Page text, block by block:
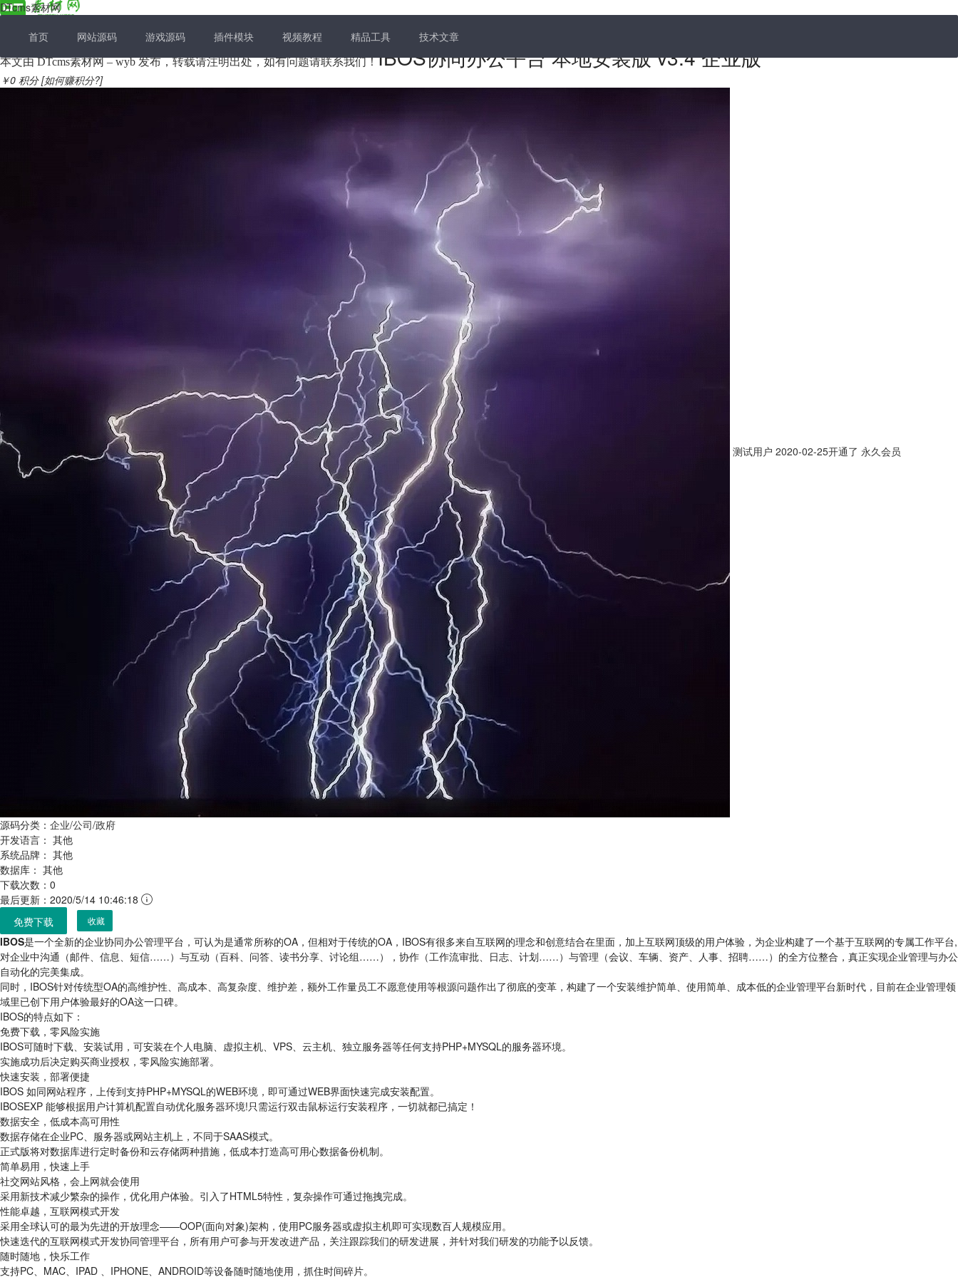
DTcms素材网
首页 网站源码 游戏源码 插件模块 视频教程 精品工具 技术文章
本文由 DTcms素材网 – wyb 发布，转载请注明出处，如有问题请联系我们！IBOS协同办公平台 本地安装版 v3.4 企业版
￥0 积分 [如何赚积分?]
测试用户 2020-02-25开通了 永久会员
源码分类： 企业/公司/政府
开发语言： 其他
系统品牌： 其他
数据库： 其他
下载次数：0
最后更新：2020/5/14 10:46:18
免费下载
收藏
IBOS是一个全新的企业协同办公管理平台，可认为是通常所称的OA，但相对于传统的OA，IBOS有很多来自互联网的理念和创意结合在里面，加上互联网顶级的用户体验，为企业构建了一个基于互联网的专属工作平台,
对企业中沟通（邮件、信息、短信……）与互动（百科、问答、读书分享、讨论组……），协作（工作流审批、日志、计划……）与管理（会议、车辆、资产、人事、招聘……）的全方位整合，真正实现企业管理与办公
自动化的完美集成。
同时，IBOS针对传统型OA的高维护性、高成本、高复杂度、维护差，额外工作量员工不愿意使用等根源问题作出了彻底的变革，构建了一个安装维护简单、使用简单、成本低的企业管理平台新时代，目前在企业管理领
域里已创下用户体验最好的OA这一口碑。
IBOS的特点如下：
免费下载，零风险实施
IBOS可随时下载、安装试用，可安装在个人电脑、虚拟主机、VPS、云主机、独立服务器等任何支持PHP+MYSQL的服务器环境。
实施成功后决定购买商业授权，零风险实施部署。
快速安装，部署便捷
IBOS 如同网站程序，上传到支持PHP+MYSQL的WEB环境，即可通过WEB界面快速完成安装配置。
IBOSEXP 能够根据用户计算机配置自动优化服务器环境!只需运行双击鼠标运行安装程序，一切就都已搞定！
数据安全，低成本高可用性
数据存储在企业PC、服务器或网站主机上，不同于SAAS模式。
正式版将对数据库进行定时备份和云存储两种措施，低成本打造高可用心数据备份机制。
简单易用，快速上手
社交网站风格，会上网就会使用
采用新技术减少繁杂的操作，优化用户体验。引入了HTML5特性，复杂操作可通过拖拽完成。
性能卓越，互联网模式开发
采用全球认可的最为先进的开放理念——OOP(面向对象)架构，使用PC服务器或虚拟主机即可实现数百人规模应用。
快速迭代的互联网模式开发协同管理平台，所有用户可参与开发改进产品，关注跟踪我们的研发进展，并针对我们研发的功能予以反馈。
随时随地，快乐工作
支持PC、MAC、IPAD 、IPHONE、ANDROID等设备随时随地使用，抓住时间碎片。